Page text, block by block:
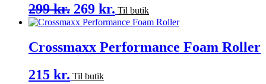
299kr. Den
oprindelige
var:
299 kr..
269 kr.Den
aktuelle
pris
er:
Til butik
Crossmaxx Performance Foam Roller
215 kr. Til butik